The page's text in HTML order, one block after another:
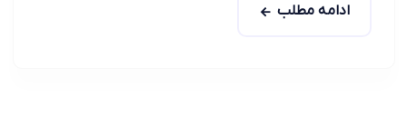
ادامه مطلب